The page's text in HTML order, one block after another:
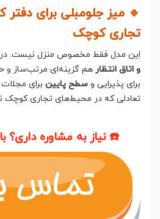
🔹 میز جلومبلی برای دفتر
تجاری کوچک
این مدل فقط مخصوص منزل نیست. در
و اتاق انتظار هم گزینه‌ای مرتب‌ساز و
برای پذیرایی و سطح پایین برای
تعادلی که در محیط‌های تجاری کوچک
☎️ نیاز به مشاوره داری؟